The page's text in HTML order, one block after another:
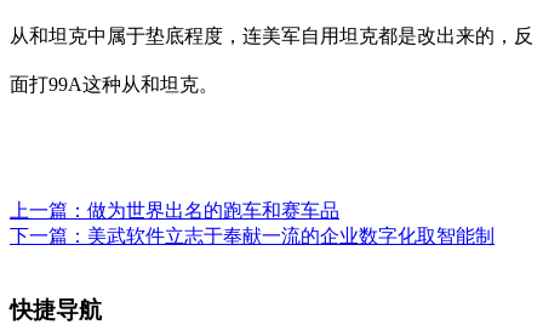
从和坦克中属于垫底程度，连美军自用坦克都是改出来的，反
面打99A这种从和坦克。
上一篇： 做为世界出名的跑车和赛车品
下一篇： 美武软件立志于奉献一流的企业数字化取智能制
快捷导航